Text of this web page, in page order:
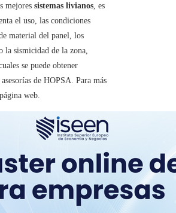
mejores sistemas livianos , es
el uso, las condiciones
material del panel, los
la sismicidad de la zona,
se puede obtener
de HOPSA. Para más
web.